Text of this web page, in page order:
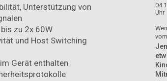
Unterstützung von
zu 2x 60W
und Host Switching
Gerät enthalten
Uhr